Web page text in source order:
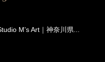
Mʼs Art｜神奈川県...